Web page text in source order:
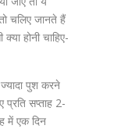
चलिए जानते हैं
होनी चाहिए-
पुश करने
सप्ताह 2-
में एक दिन